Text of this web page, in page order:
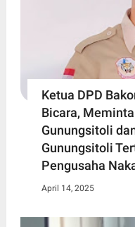
Ketua DPD
Bicara,
Gunungsitoli
Gunungsitoli
Pengusaha
April 14, 2025